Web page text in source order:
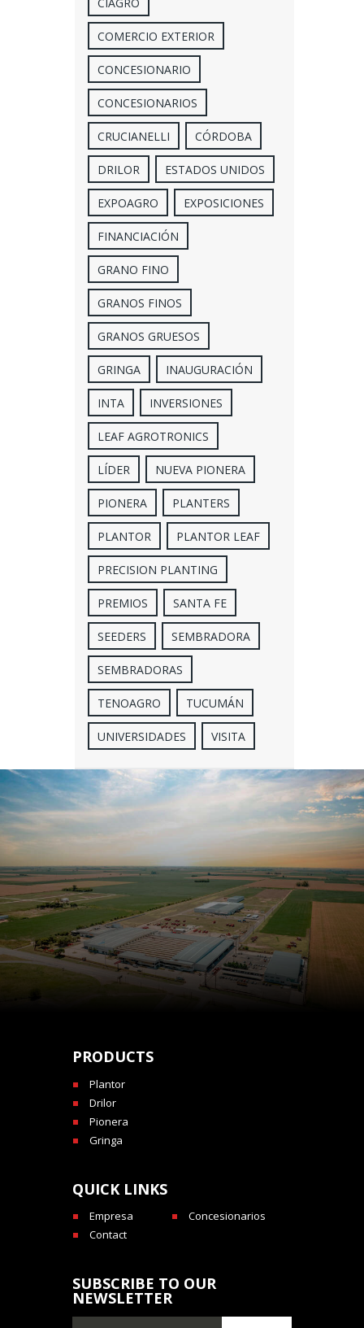
COMERCIO EXTERIOR
CONCESIONARIO
CONCESIONARIOS
CRUCIANELLI CÓRDOBA
DRILOR ESTADOS UNIDOS
EXPOAGRO EXPOSICIONES
FINANCIACIÓN
GRANO FINO
GRANOS FINOS
GRANOS GRUESOS
GRINGA INAUGURACIÓN
INTA INVERSIONES
LEAF AGROTRONICS
LÍDER NUEVA PIONERA
PIONERA PLANTERS
PLANTOR PLANTOR LEAF
PRECISION PLANTING
PREMIOS SANTA FE
SEEDERS SEMBRADORA
SEMBRADORAS
TENOAGRO TUCUMÁN
UNIVERSIDADES VISITA
PRODUCTS
Plantor
Drilor
Pionera
Gringa
QUICK LINKS
Empresa
Concesionarios
Contact
SUBSCRIBE TO OUR
NEWSLETTER